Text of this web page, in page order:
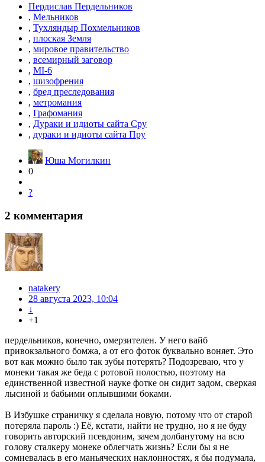
Пердислав Пердельников
, Мельников
, Тухляндыр Похмельников
, плоская Земля
, мировое правительство
, всемирный заговор
, MI-6
, шизофрения
, бред преследования
, метромания
, Графомания
, Дураки и идиоты сайта Сру
, дураки и идиоты сайта Пру
Юша Могилкин
0
?
2 комментария
natakery
28 августа 2023, 10:04
↓
+1
пердельников, конечно, омерзителен. У него вайб
привокзального бомжа, а от его фоток буквально воняет. Это
вот как можно было так зубы потерять? Подозреваю, что у
монеки такая же беда с ротовой полостью, поэтому на
единственной известной науке фотке он сидит задом, сверкая
лысиной и бабьими оплывшими боками.
В Избушке страничку я сделала новую, потому что от старой
потеряла пароль :) Её, кстати, найти не трудно, но я не буду
говорить авторский псевдоним, зачем долбанутому на всю
голову сталкеру монеке облегчать жизнь? Если бы я не
сомневалась в его маньяческих наклонностях, я бы подумала,